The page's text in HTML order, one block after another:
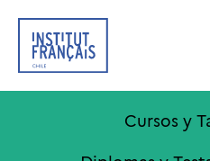
Cursos y